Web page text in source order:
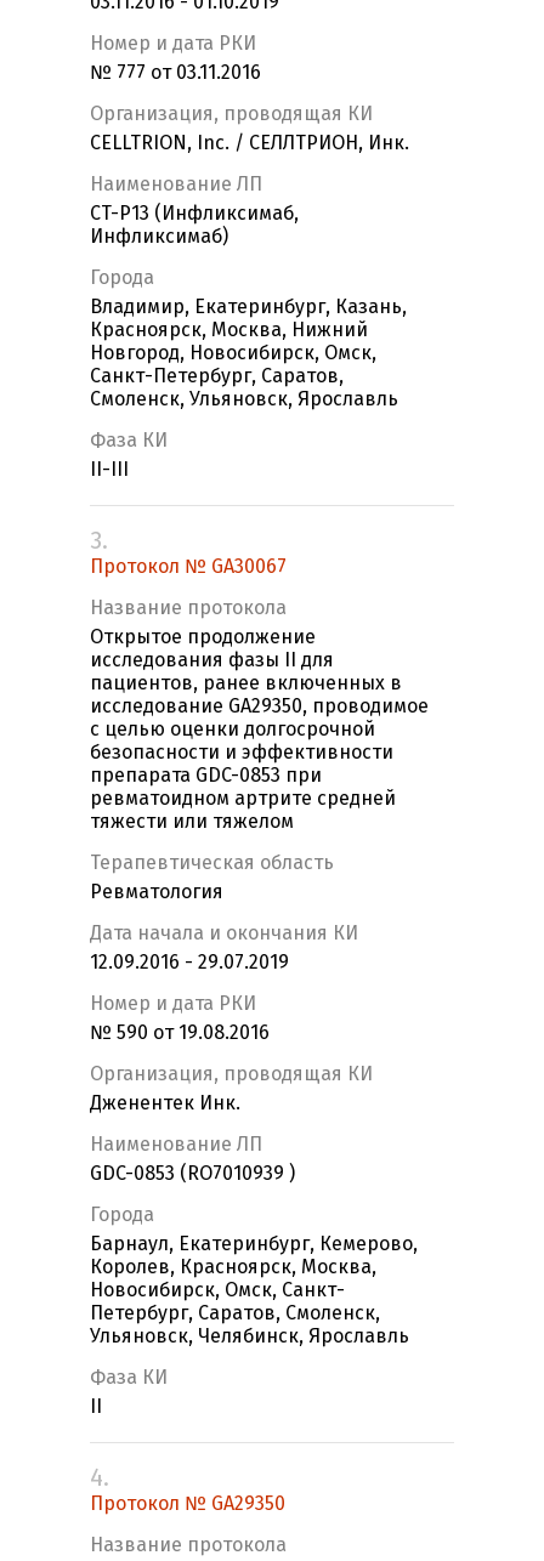
Номер и дата РКИ
№ 777 от 03.11.2016
Организация, проводящая КИ
CELLTRION, Inc. / СЕЛЛТРИОН, Инк.
Наименование ЛП
СT-P13 (Инфликсимаб,
Инфликсимаб)
Города
Владимир, Екатеринбург, Казань,
Красноярск, Москва, Нижний
Новгород, Новосибирск, Омск,
Санкт-Петербург, Саратов,
Смоленск, Ульяновск, Ярославль
Фаза КИ
II-III
3.
Протокол № GA30067
Название протокола
Открытое продолжение
исследования фазы II для
пациентов, ранее включенных в
исследование GA29350, проводимое
с целью оценки долгосрочной
безопасности и эффективности
препарата GDC-0853 при
ревматоидном артрите средней
тяжести или тяжелом
Терапевтическая область
Ревматология
Дата начала и окончания КИ
12.09.2016 - 29.07.2019
Номер и дата РКИ
№ 590 от 19.08.2016
Организация, проводящая КИ
Дженентек Инк.
Наименование ЛП
GDC-0853 (RO7010939 )
Города
Барнаул, Екатеринбург, Кемерово,
Королев, Красноярск, Москва,
Новосибирск, Омск, Санкт-
Петербург, Саратов, Смоленск,
Ульяновск, Челябинск, Ярославль
Фаза КИ
4.
Протокол № GA29350
Название протокола